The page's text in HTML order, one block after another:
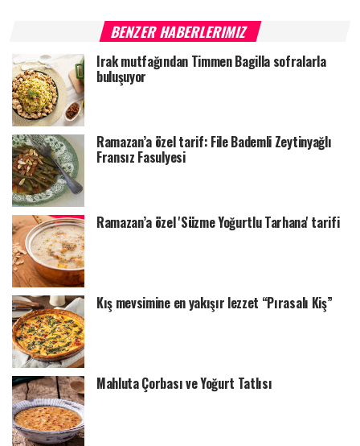
BENZER HABERLERIMIZ
Irak mutfağından Timmen Bagilla sofralarla
buluşuyor
Ramazan’a özel tarif: File Bademli Zeytinyağlı
Fransız Fasulyesi
Ramazan’a özel 'Süzme Yoğurtlu Tarhana' tarifi
Kış mevsimine en yakışır lezzet “Pırasalı Kiş”
Mahluta Çorbası ve Yoğurt Tatlısı